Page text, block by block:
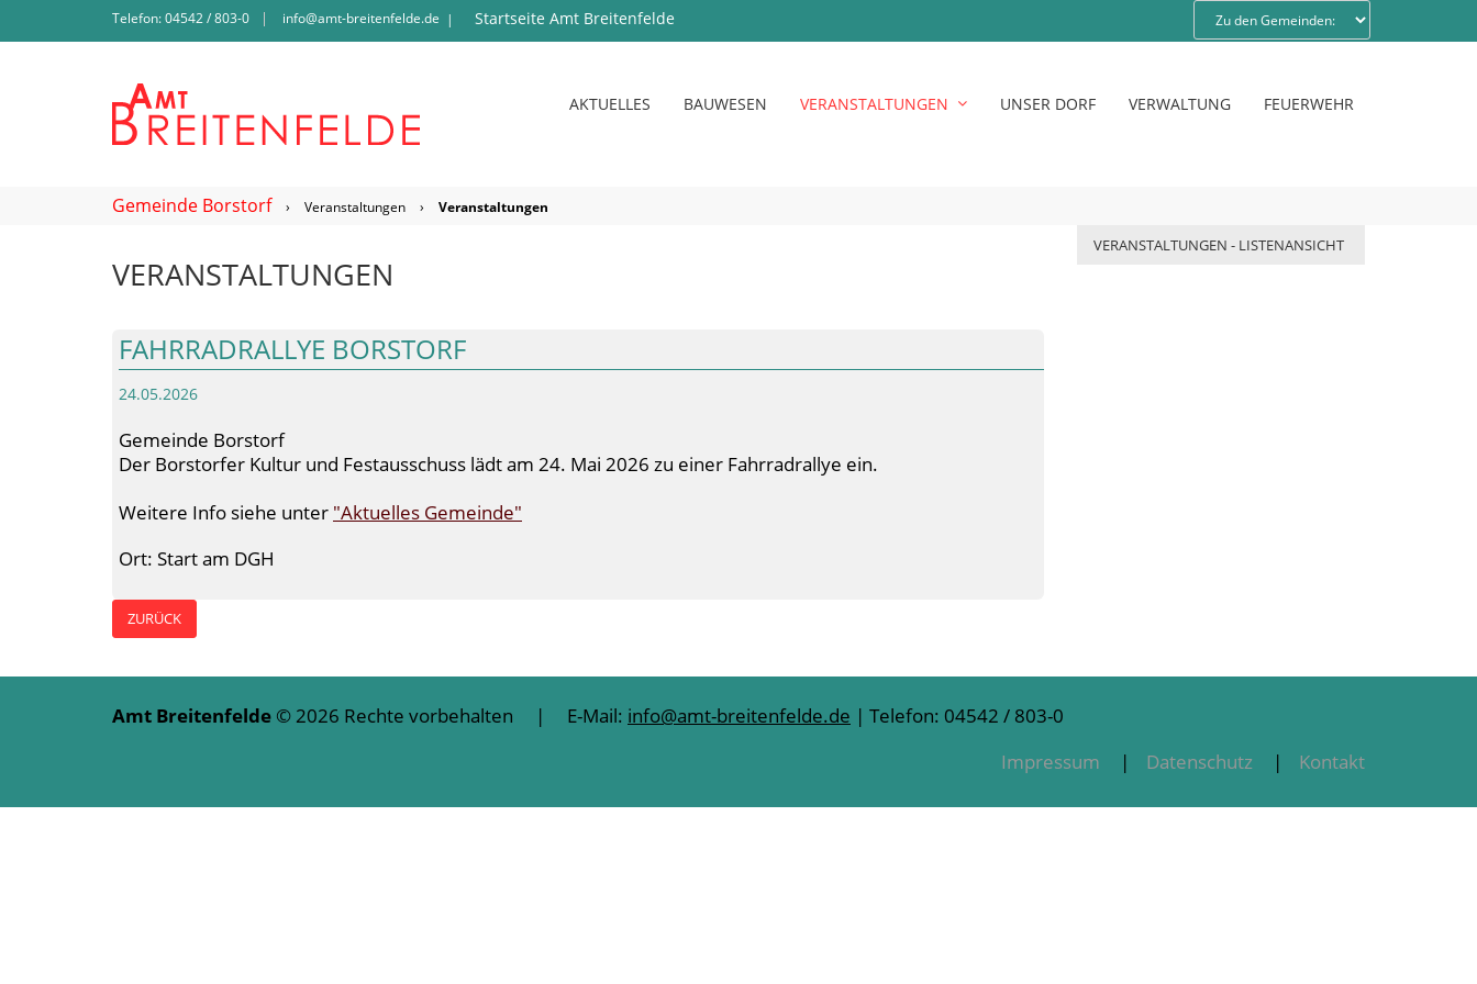
Telefon: 04542 / 803-0 info@amt-breitenfelde.de | Startseite Amt Breitenfelde
AKTUELLES BAUWESEN VERANSTALTUNGEN UNSER DORF VERWALTUNG FEUERWEHR
Gemeinde Borstorf › Veranstaltungen › Veranstaltungen
VERANSTALTUNGEN
FAHRRADRALLYE BORSTORF
24.05.2026
Gemeinde Borstorf
Der Borstorfer Kultur und Festausschuss lädt am 24. Mai 2026 zu einer Fahrradrallye ein.
Weitere Info siehe unter "Aktuelles Gemeinde"
Ort: Start am DGH
ZURÜCK
VERANSTALTUNGEN - LISTENANSICHT
Amt Breitenfelde © 2026 Rechte vorbehalten | E-Mail: info@amt-breitenfelde.de | Telefon: 04542 / 803-0
Impressum
Datenschutz Kontakt